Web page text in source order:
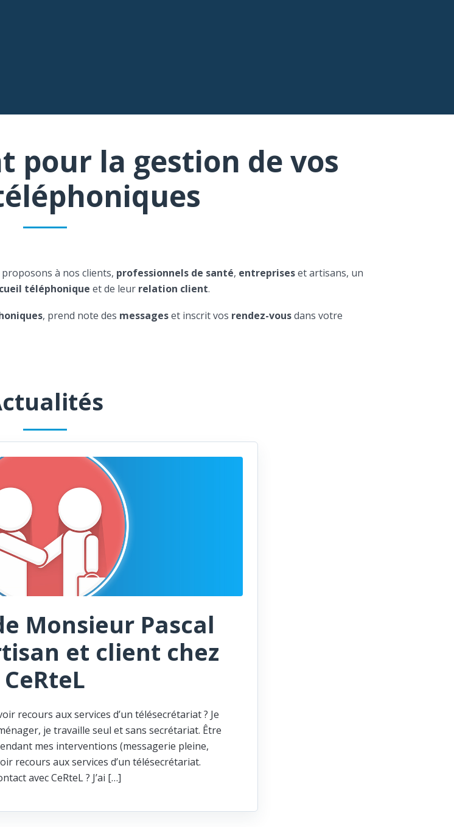
pour la gestion de vos
à nos clients, professionnels de santé, entrepriseset artisans, un
téléphonique et de leur relation client.
, prend note des messageset inscrit vos rendez-vousdans votre
Monsieur Pascal
et client chez
CeRteL
recours aux services d’un télésecrétariat ? Je
je travaille seul et sans secrétariat. Être
mes interventions (messagerie pleine,
recours aux services d’un télésecrétariat.
avec CeRteL ? J’ai […]